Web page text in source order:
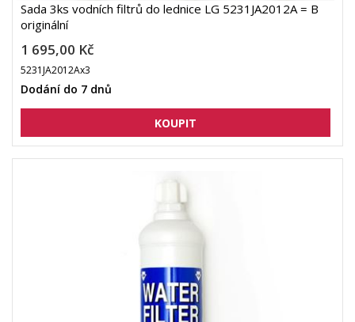
Sada 3ks vodních filtrů do lednice LG 5231JA2012A = B
originální
1 695,00 Kč
5231JA2012Ax3
Dodání do 7 dnů